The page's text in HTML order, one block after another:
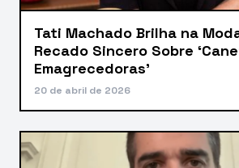
Tati Machado Brilha na
Recado Sincero Sobre
Emagrecedoras’
20 de abril de 2026